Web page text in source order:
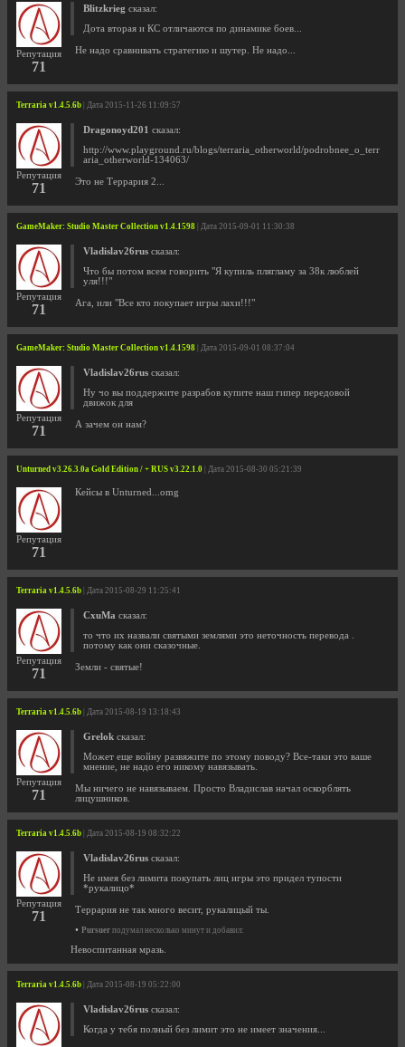
Репутация
71
Blitzkrieg сказал:
Дота вторая и КС отличаются по динамике боев...
Не надо сравнивать стратегию и шутер. Не надо...
Terraria v1.4.5.6b | Дата 2015-11-26 11:09:57
Репутация
71
Dragonoyd201 сказал:
http://www.playground.ru/blogs/terraria_otherworld/podrobnee_o_terr
aria_otherworld-134063/
Это не Террария 2...
GameMaker: Studio Master Collection v1.4.1598 | Дата 2015-09-01 11:30:38
Репутация
71
Vladislav26rus сказал:
Что бы потом всем говорить "Я купиль плягламу за 38к люблей
уля!!!"
Ага, или "Все кто покупает игры лахи!!!"
GameMaker: Studio Master Collection v1.4.1598 | Дата 2015-09-01 08:37:04
Репутация
71
Vladislav26rus сказал:
Ну чо вы поддержите разрабов купите наш гипер передовой
движок для
А зачем он нам?
Unturned v3.26.3.0a Gold Edition / + RUS v3.22.1.0 | Дата 2015-08-30 05:21:39
Репутация
71
Кейсы в Unturned...omg
Terraria v1.4.5.6b | Дата 2015-08-29 11:25:41
Репутация
71
CxuMa сказал:
то что их назвали святыми землями это неточность перевода .
потому как они сказочные.
Земли - святые!
Terraria v1.4.5.6b | Дата 2015-08-19 13:18:43
Репутация
71
Grelok сказал:
Может еще войну развяжите по этому поводу? Все-таки это ваше
мнение, не надо его никому навязывать.
Мы ничего не навязываем. Просто Владислав начал оскорблять
лицушников.
Terraria v1.4.5.6b | Дата 2015-08-19 08:32:22
Репутация
71
Vladislav26rus сказал:
Не имея без лимита покупать лиц игры это придел тупости
*рукалицо*
Террария не так много весит, рукалицый ты.
• Pursuer подумал несколько минут и добавил:
Невоспитанная мразь.
Terraria v1.4.5.6b | Дата 2015-08-19 05:22:00
Vladislav26rus сказал:
Когда у тебя полный без лимит это не имеет значения...